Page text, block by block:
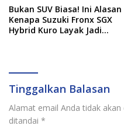
Bukan SUV Biasa! Ini Alasan
Kenapa Suzuki Fronx SGX
Hybrid Kuro Layak Jadi
Tinggalkan Balasan
Alamat email Anda tidak akan
ditandai *